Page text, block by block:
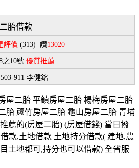
胎借款
評價 (313) 讚13020
之10號 優質推薦
911 李健銘
屋二胎 平鎮房屋二胎 楊梅房屋二胎
胎 蘆竹房屋二胎 龜山房屋二胎 青埔
薦的(房屋二胎) (房屋借錢) 當日撥
款,土地借款 土地持分借款( 建地,農
土地都可,持分也可以借款) 全省服